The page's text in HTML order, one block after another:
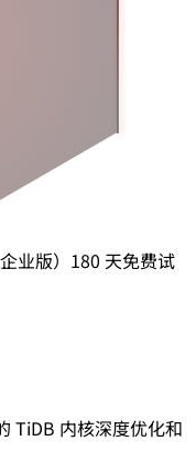
业版）180 天免费试
TiDB 内核深度优化和